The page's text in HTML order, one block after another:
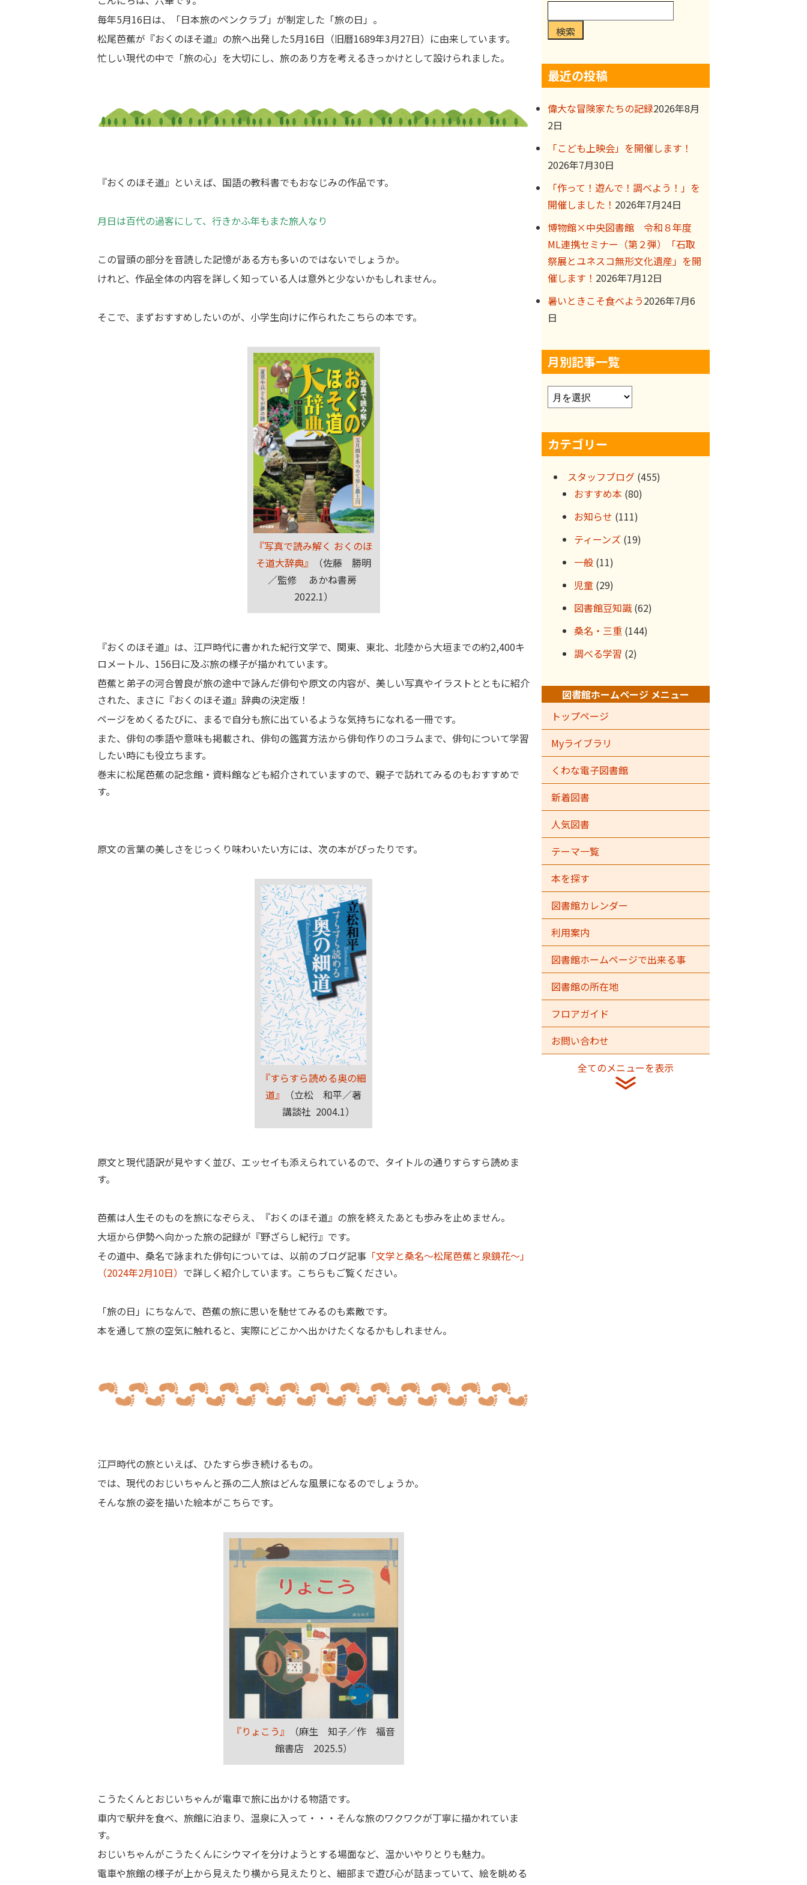
毎年5月16日は、「日本旅のペンクラブ」が制定した「旅の日」。
松尾芭蕉が『おくのほそ道』の旅へ出発した5月16日（旧暦1689年3月27日）に由来しています。
忙しい現代の中で「旅の心」を大切にし、旅のあり方を考えるきっかけとして設けられました。
『おくのほそ道』といえば、国語の教科書でもおなじみの作品です。
月日は百代の過客にして、行きかふ年もまた旅人なり
この冒頭の部分を音読した記憶がある方も多いのではないでしょうか。
けれど、作品全体の内容を詳しく知っている人は意外と少ないかもしれません。
そこで、まずおすすめしたいのが、小学生向けに作られたこちらの本です。
『写真で読み解く おくのほ
そ道大辞典』
（佐藤 勝明
／監修 あかね書房
2022.1）
『おくのほそ道』は、江戸時代に書かれた紀行文学で、関東、東北、北陸から大垣までの約2,400キ
ロメートル、156日に及ぶ旅の様子が描かれています。
芭蕉と弟子の河合曽良が旅の途中で詠んだ俳句や原文の内容が、美しい写真やイラストとともに紹介
された、まさに『おくのほそ道』辞典の決定版！
ページをめくるたびに、まるで自分も旅に出ているような気持ちになれる一冊です。
また、俳句の季語や意味も掲載され、俳句の鑑賞方法から俳句作りのコラムまで、俳句について学習
したい時にも役立ちます。
巻末に松尾芭蕉の記念館・資料館なども紹介されていますので、親子で訪れてみるのもおすすめで
す。
原文の言葉の美しさをじっくり味わいたい方には、次の本がぴったりです。
『すらすら読める奥の細
道』
（立松 和平／著
講談社 2004.1）
原文と現代語訳が見やすく並び、エッセイも添えられているので、タイトルの通りすらすら読めま
す。
芭蕉は人生そのものを旅になぞらえ、『おくのほそ道』の旅を終えたあとも歩みを止めません。
大垣から伊勢へ向かった旅の記録が『野ざらし紀行』です。
その道中、桑名で詠まれた俳句については、以前のブログ記事 「文学と桑名～松尾芭蕉と泉鏡花～」
（2024年2月10日） で詳しく紹介しています。こちらもご覧ください。
「旅の日」にちなんで、芭蕉の旅に思いを馳せてみるのも素敵です。
本を通して旅の空気に触れると、実際にどこかへ出かけたくなるかもしれません。
江戸時代の旅といえば、ひたすら歩き続けるもの。
では、現代のおじいちゃんと孫の二人旅はどんな風景になるのでしょうか。
そんな旅の姿を描いた絵本がこちらです。
『りょこう』
（麻生 知子／作 福音
館書店 2025.5）
こうたくんとおじいちゃんが電車で旅に出かける物語です。
車内で駅弁を食べ、旅館に泊まり、温泉に入って・・・そんな旅のワクワクが丁寧に描かれていま
す。
おじいちゃんがこうたくんにシウマイを分けようとする場面など、温かいやりとりも魅力。
電車や旅館の様子が上から見えたり横から見えたりと、細部まで遊び心が詰まっていて、絵を眺める
検索
最近の投稿
偉大な冒険家たちの記録2026年8月
2日
「こども上映会」を開催します！
2026年7月30日
「作って！遊んで！調べよう！」を
開催しました！ 2026年7月24日
博物館×中央図書館 令和８年度
ML連携セミナー（第２弾）「石取
祭展とユネスコ無形文化遺産」を開
催します！ 2026年7月12日
暑いときこそ食べよう2026年7月6
日
月別記事一覧
ア
ー
イ
ブ
カテゴリー
スタッフブログ (455)
おすすめ本 (80)
お知らせ (111)
ティーンズ (19)
一般 (11)
児童 (29)
図書館豆知識 (62)
桑名・三重 (144)
調べる学習 (2)
図書館ホームページ メニュー
トップページ
Myライブラリ
くわな電子図書館
新着図書
人気図書
テーマ一覧
本を探す
図書館カレンダー
利用案内
図書館ホームページで出来る事
図書館の所在地
フロアガイド
お問い合わせ
全てのメニューを表示